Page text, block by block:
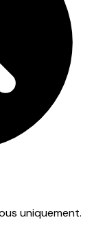
uniquement.